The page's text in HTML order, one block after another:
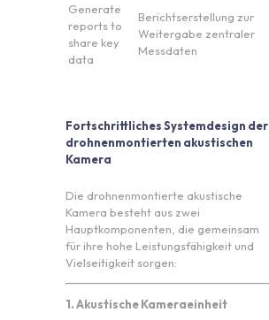
Generate
reports to
share key
data
Berichtserstellung zur
Weitergabe zentraler
Messdaten
Fortschrittliches Systemdesign der
drohnenmontierten akustischen
Kamera
Die drohnenmontierte akustische
Kamera besteht aus zwei
Hauptkomponenten, die gemeinsam
für ihre hohe Leistungsfähigkeit und
Vielseitigkeit sorgen:
1. Akustische Kameraeinheit